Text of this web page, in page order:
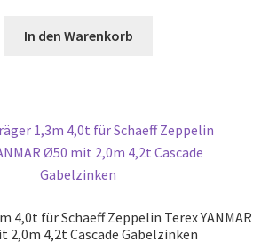
In den Warenkorb
4,0t für Schaeff Zeppelin Terex YANMAR
2,0m 4,2t Cascade Gabelzinken